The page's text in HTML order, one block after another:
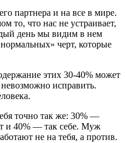
партнера и на все в мире.
что нас не устраивает,
день мы видим в нем
черт, которые
этих 30-40% может
невозможно исправить.
точно так же: 30% —
и 40% — так себе. Муж
не на тебя, а против.